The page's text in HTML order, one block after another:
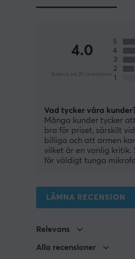
4.0
Baserat på 25 recensioner
5
4
3
2
1
Vad tycker våra
Många kunder tycker
bra för priset, särskilt
billiga och att armen
vilket är en vanlig kritik.
för väldigt tunga
LÄMNA RECENSION
Relevans
Alla recensioner